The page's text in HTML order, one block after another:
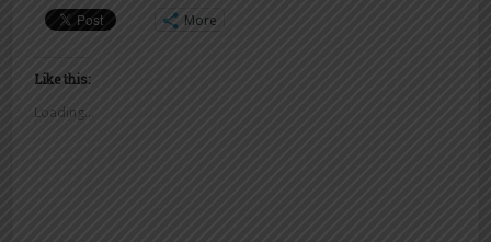
More
Like this:
Loading...